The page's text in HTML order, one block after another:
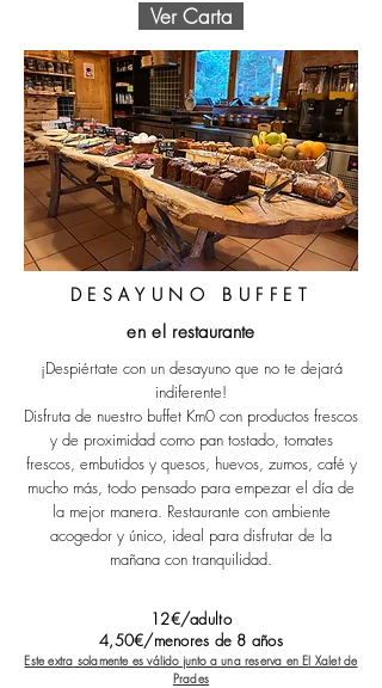
Ver Carta
DESAYUNO BUFFET
en el restaurante
¡Despiértate con un desayuno que no te dejará
indiferente!
Disfruta de nuestro buffet Km0 con productos frescos
y de proximidad como pan tostado, tomates
frescos, embutidos y quesos, huevos, zumos, café y
mucho más, todo pensado para empezar el día de
la mejor manera. Restaurante con ambiente
acogedor y único, ideal para disfrutar de la
mañana con tranquilidad.
12€/adulto
4,50€/menores de 8 años
Este extra solamente es válido junto a una reserva en El Xalet de
Prades